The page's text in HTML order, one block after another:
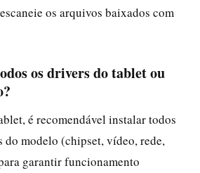
os arquivos baixados com
os drivers do tablet ou
é recomendável instalar todos
do modelo (chipset, vídeo, rede,
garantir funcionamento